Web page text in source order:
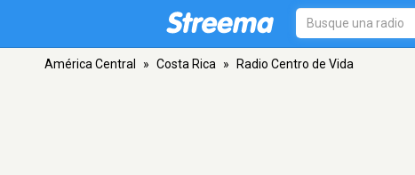
América Central » Costa Rica » Radio Centro de Vida